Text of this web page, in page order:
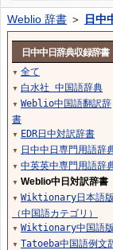
Weblio 辞書 ＞ 日中
日中中日辞典収録辞書
▼ 全て
▼ 白水社 中国語辞典
▼ Weblio中国語翻訳辞
書
▼ EDR日中対訳辞書
▼ 日中中日専門用語辞
▼ 中英英中専門用語辞
▼ Weblio中日対訳辞書
▼ Wiktionary日本語版
（中国語カテゴリ）
▼ Wiktionary中国語版
▼ Tatoeba中国語例文